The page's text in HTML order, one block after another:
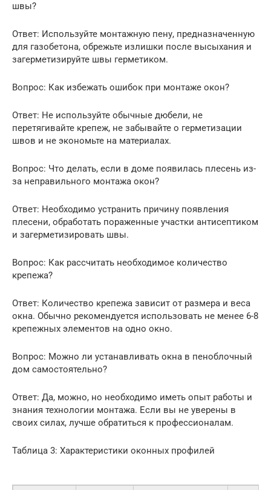
швы?
Ответ: Используйте монтажную пену, предназначенную
для газобетона, обрежьте излишки после высыхания и
загерметизируйте швы герметиком.
Вопрос: Как избежать ошибок при монтаже окон?
Ответ: Не используйте обычные дюбели, не
перетягивайте крепеж, не забывайте о герметизации
швов и не экономьте на материалах.
Вопрос: Что делать, если в доме появилась плесень из-
за неправильного монтажа окон?
Ответ: Необходимо устранить причину появления
плесени, обработать пораженные участки антисептиком
и загерметизировать швы.
Вопрос: Как рассчитать необходимое количество
крепежа?
Ответ: Количество крепежа зависит от размера и веса
окна. Обычно рекомендуется использовать не менее 6-8
крепежных элементов на одно окно.
Вопрос: Можно ли устанавливать окна в пеноблочный
дом самостоятельно?
Ответ: Да, можно, но необходимо иметь опыт работы и
знания технологии монтажа. Если вы не уверены в
своих силах, лучше обратиться к профессионалам.
Таблица 3: Характеристики оконных профилей